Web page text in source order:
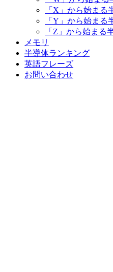
「X」から始まる
「Y」から始まる
「Z」から始まる
メモリ
半導体ランキング
英語フレーズ
お問い合わせ